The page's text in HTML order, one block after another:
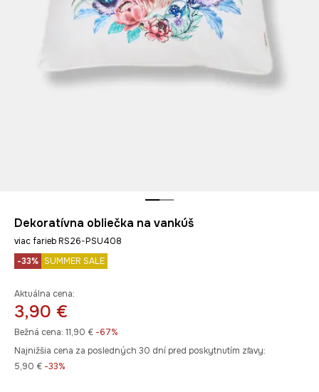
Dekoratívna obliečka na vankúš
viac farieb RS26-PSU408
-33% SUMMER SALE
Aktuálna cena:
3,90 €
Bežná cena: 11,90 € -67%
Najnižšia cena za posledných 30 dní pred poskytnutím zľavy:
5,90 € -33%